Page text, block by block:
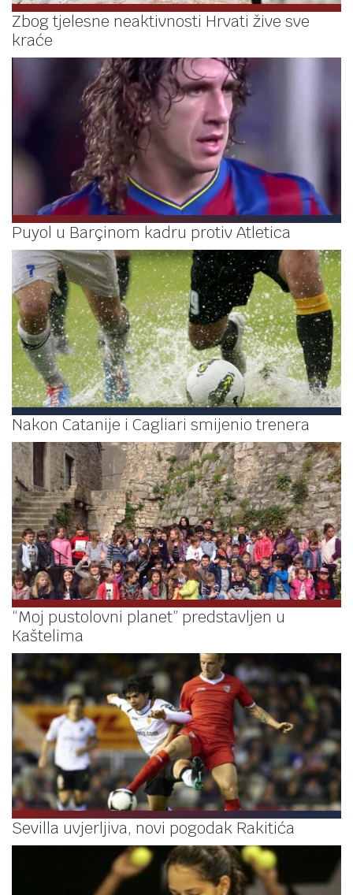
Zbog tjelesne neaktivnosti Hrvati žive sve
kraće
Puyol u Barçinom kadru protiv Atletica
Nakon Catanije i Cagliari smijenio trenera
“Moj pustolovni planet” predstavljen u
Kaštelima
Sevilla uvjerljiva, novi pogodak Rakitića